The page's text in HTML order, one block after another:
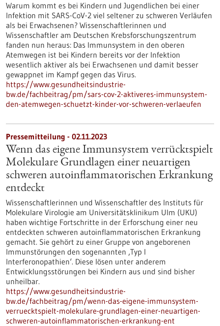
Warum kommt es bei Kindern und Jugendlichen bei einer
Infektion mit SARS-CoV-2 viel seltener zu schweren Verläufen
als bei Erwachsenen? Wissenschaftlerinnen und
Wissenschaftler am Deutschen Krebsforschungszentrum
fanden nun heraus: Das Immunsystem in den oberen
Atemwegen ist bei Kindern bereits vor der Infektion
wesentlich aktiver als bei Erwachsenen und damit besser
gewappnet im Kampf gegen das Virus.
https://www.gesundheitsindustrie-
bw.de/fachbeitrag/pm/sars-cov-2-aktiveres-immunsystem-
den-atemwegen-schuetzt-kinder-vor-schweren-verlaeufen
Pressemitteilung - 02.11.2023
Wenn das eigene Immunsystem verrücktspielt
Molekulare Grundlagen einer neuartigen
schweren autoinflammatorischen Erkrankung
entdeckt
Wissenschaftlerinnen und Wissenschaftler des Instituts für
Molekulare Virologie am Universitätsklinikum Ulm (UKU)
haben wichtige Fortschritte in der Erforschung einer neu
entdeckten schweren autoinflammatorischen Erkrankung
gemacht. Sie gehört zu einer Gruppe von angeborenen
Immunstörungen den sogenannten ‚Typ I
Interferonopathien‘. Diese lösen unter anderem
Entwicklungsstörungen bei Kindern aus und sind bisher
unheilbar.
https://www.gesundheitsindustrie-
bw.de/fachbeitrag/pm/wenn-das-eigene-immunsystem-
verruecktspielt-molekulare-grundlagen-einer-neuartigen-
schweren-autoinflammatorischen-erkrankung-ent